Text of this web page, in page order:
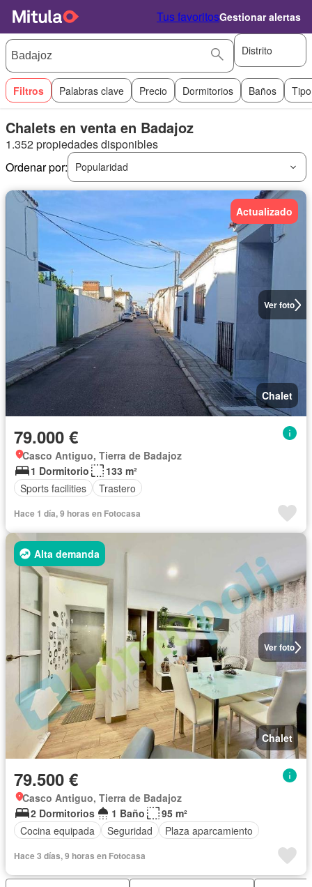
Tus favoritosGestionar alertas
Distrito
Filtros Palabras clave Precio Dormitorios Baños
Chalets en venta en Badajoz
1.352 propiedades disponibles
Ordenar por:
Popularidad
Ver foto
Actualizado
Chalet
79.000 €
Casco Antiguo, Tierra de Badajoz
1 Dormitorio
133 m²
Sports facilities
Trastero
Hace 1 día, 9 horas en Fotocasa
Ver foto
Alta demanda
Chalet
79.500 €
Casco Antiguo, Tierra de Badajoz
2 Dormitorios
1 Baño
95 m²
Cocina equipada
Seguridad Plaza aparcamiento
Hace 3 días, 9 horas en Fotocasa